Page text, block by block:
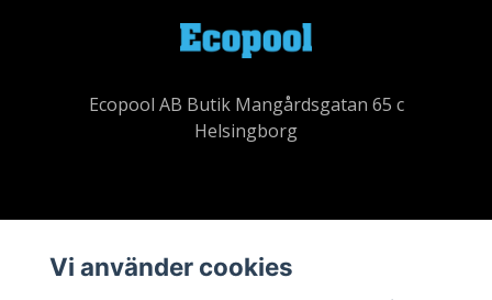
Ecopool AB Butik Mangårdsgatan 65 c
Helsingborg
Köpvillkor
Vi använder cookies